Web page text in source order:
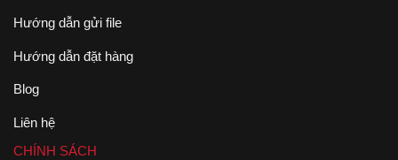
Hướng dẫn gửi file
Hướng dẫn đặt hàng
Blog
Liên hệ
CHÍNH SÁCH